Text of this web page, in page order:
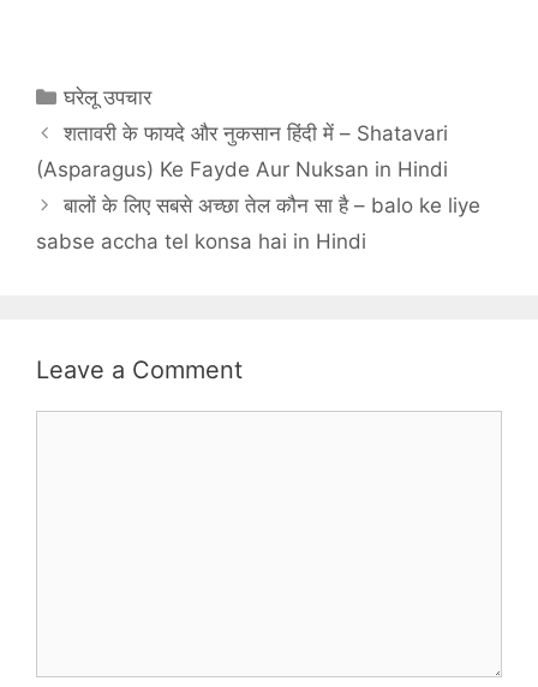
Categories
घरेलू उपचार
शतावरी के फायदे और नुकसान हिंदी में – Shatavari
(Asparagus) Ke Fayde Aur Nuksan in Hindi
बालों के लिए सबसे अच्छा तेल कौन सा है – balo ke liye
sabse accha tel konsa hai in Hindi
Leave a Comment